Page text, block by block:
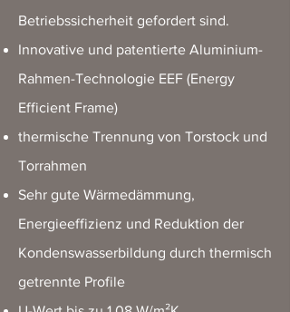
Betriebssicherheit gefordert sind.
Innovative und patentierte Aluminium-
Rahmen-Technologie EEF (Energy
Efficient Frame)
thermische Trennung von Torstock und
Torrahmen
Sehr gute Wärmedämmung,
Energieeffizienz und Reduktion der
Kondenswasserbildung durch thermisch
getrennte Profile